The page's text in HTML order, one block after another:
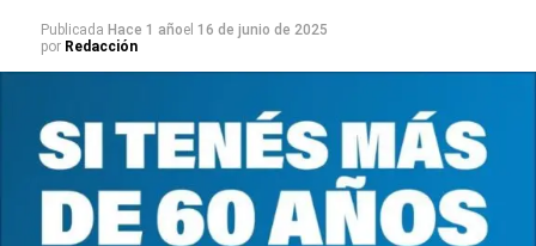
Publicada Hace 1 añoel 16 de junio de 2025
por Redacción